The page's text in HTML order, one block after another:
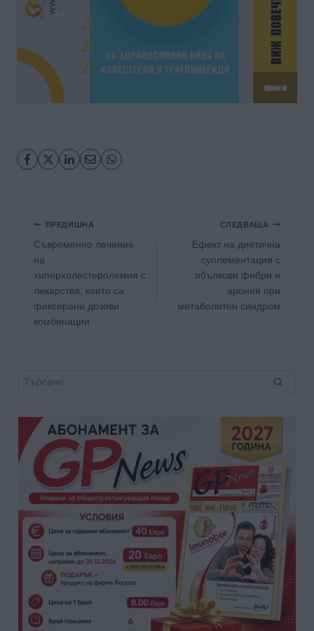
Навигация
ПРЕДИШНА
Съвременно лечение
на
хиперхолестеролемия с
лекарства, които са
фиксирани дозови
комбинации
СЛЕДВАЩА
Ефект на диетична
суплементация с
ябълкови фибри и
арония при
метаболитен синдром
Търсене